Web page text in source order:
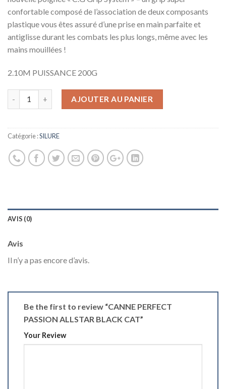
confortable composé de l’association de deux composants
plastique vous êtes assuré d’une prise en main parfaite et
antiglisse durant les combats les plus longs, même avec les
mains mouillées !
2.10M PUISSANCE 200G
AJOUTER AU PANIER
Catégorie :SILURE
AVIS (0)
Avis
Il n’y a pas encore d’avis.
Be the first to review “CANNE PERFECT
PASSION ALLSTAR BLACK CAT”
Your Review